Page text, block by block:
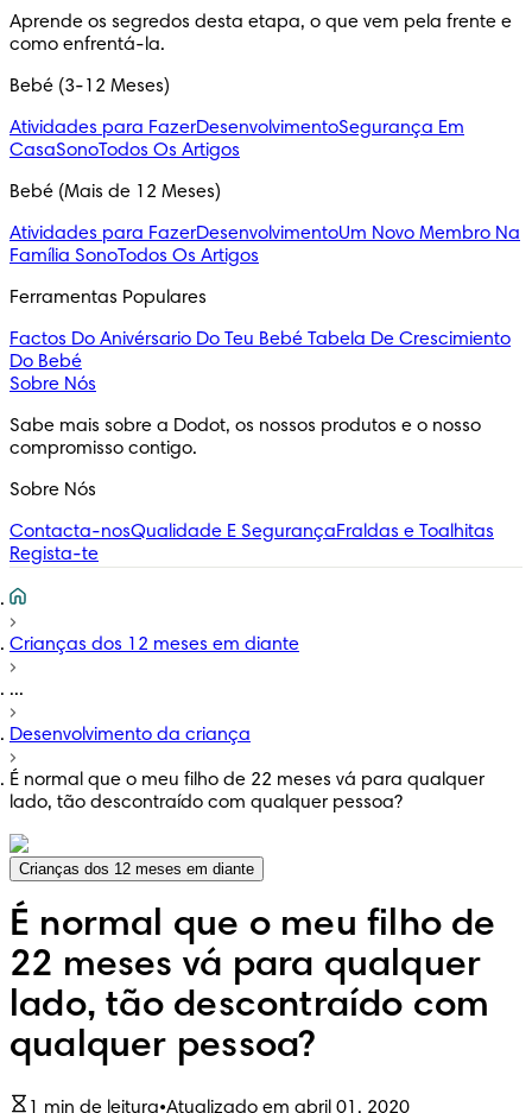
Aprende os segredos desta etapa, o que vem pela frente e
como enfrentá-la.
Bebé (3-12 Meses)
Atividades para FazerDesenvolvimentoSegurança Em
CasaSonoTodos Os Artigos
Bebé (Mais de 12 Meses)
Atividades para FazerDesenvolvimentoUm Novo Membro Na
Família SonoTodos Os Artigos
Ferramentas Populares
Factos Do Anivérsario Do Teu Bebé Tabela De Crescimiento
Do Bebé
Sobre Nós
Sabe mais sobre a Dodot, os nossos produtos e o nosso
compromisso contigo.
Sobre Nós
Contacta-nosQualidade E SegurançaFraldas e Toalhitas
Regista-te
Crianças dos 12 meses em diante
...
Desenvolvimento da criança
É normal que o meu filho de 22 meses vá para qualquer
lado, tão descontraído com qualquer pessoa?
Crianças dos 12 meses em diante
É normal que o meu filho de
22 meses vá para qualquer
lado, tão descontraído com
qualquer pessoa?
1 min de leitura•Atualizado em abril 01, 2020